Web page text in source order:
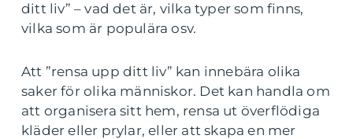
ditt liv” – vad det är, vilka typer som finns,
vilka som är populära osv.
Att ”rensa upp ditt liv” kan innebära olika
saker för olika människor. Det kan handla om
att organisera sitt hem, rensa ut överflödiga
kläder eller prylar, eller att skapa en mer